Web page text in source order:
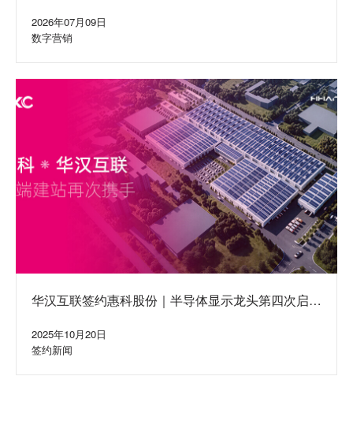
2026年07月09日
数字营销
华汉互联签约惠科股份｜半导体显示龙头第四次启动
2025年10月20日
签约新闻